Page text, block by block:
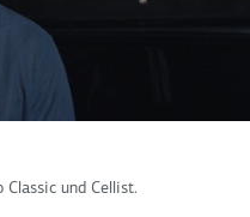
Classic und Cellist.